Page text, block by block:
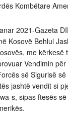
Kombëtare
2021-Gazeta
Kosovë Behlul
me kërkesë
Vendimin
së Sigurisë
jashtë vendit si
s, sipas ftesës